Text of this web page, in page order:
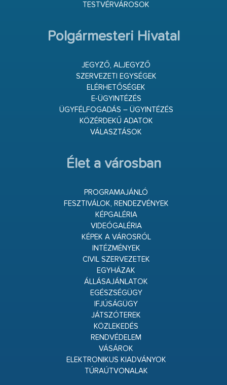
TESTVÉRVÁROSOK
Polgármesteri Hivatal
JEGYZŐ, ALJEGYZŐ
SZERVEZETI EGYSÉGEK
ELÉRHETŐSÉGEK
E-ÜGYINTÉZÉS
ÜGYFÉLFOGADÁS – ÜGYINTÉZÉS
KÖZÉRDEKŰ ADATOK
VÁLASZTÁSOK
Élet a városban
PROGRAMAJÁNLÓ
FESZTIVÁLOK, RENDEZVÉNYEK
KÉPGALÉRIA
VIDEÓGALÉRIA
KÉPEK A VÁROSRÓL
INTÉZMÉNYEK
CIVIL SZERVEZETEK
EGYHÁZAK
ÁLLÁSAJÁNLATOK
EGÉSZSÉGÜGY
IFJÚSÁGÜGY
JÁTSZÓTEREK
KÖZLEKEDÉS
RENDVÉDELEM
VÁSÁROK
ELEKTRONIKUS KIADVÁNYOK
TÚRAÚTVONALAK